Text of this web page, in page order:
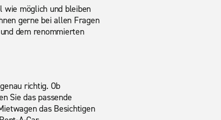
wie möglich und bleiben
gerne bei allen Fragen
dem renommierten
richtig. Ob
Sie das passende
das Besichtigen